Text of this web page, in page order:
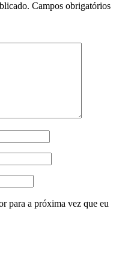
Campos obrigatórios
para a próxima vez que eu